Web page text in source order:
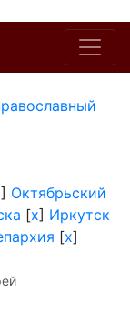
] Октябрьский
[x] Иркутск
[x]